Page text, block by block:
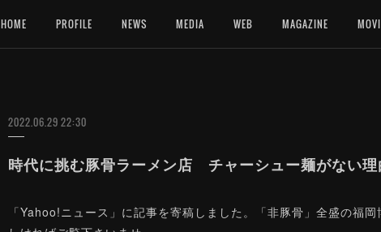
HOME PROFILE NEWS MEDIA WEB MAGAZINE
2022.06.29 22:30
時代に挑む豚骨ラーメン店 チャーシュー麺がない
「Yahoo!ニュース」に記事を寄稿しました。「非豚骨」全盛の福